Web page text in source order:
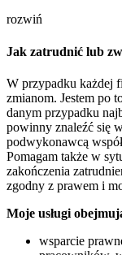
rozwiń
Jak zatrudnić lub
W przypadku każdej
zmianom. Jestem po
danym przypadku
powinny znaleźć się
podwykonawcą
Pomagam także w
zakończenia
zgodny z prawem i
Moje usługi
wsparcie